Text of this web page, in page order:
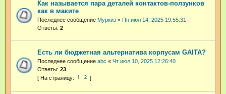
Как называется пара деталей контактов-ползунков
как в маките
Последнее сообщение Муркиз « Пн июл 14, 2025 19:55:31
Ответы: 2
Есть ли бюджетная альтернатива корпусам GAITA?
Последнее сообщение abc « Чт июл 10, 2025 12:26:40
Ответы: 23
1 2